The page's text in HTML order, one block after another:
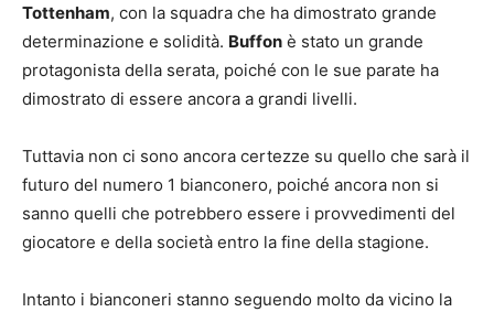
Tottenham, con la squadra che ha dimostrato grande
determinazione e solidità. Buffon è stato un grande
protagonista della serata, poiché con le sue parate ha
dimostrato di essere ancora a grandi livelli.
Tuttavia non ci sono ancora certezze su quello che sarà il
futuro del numero 1 bianconero, poiché ancora non si
sanno quelli che potrebbero essere i provvedimenti del
giocatore e della società entro la fine della stagione.
Intanto i bianconeri stanno seguendo molto da vicino la